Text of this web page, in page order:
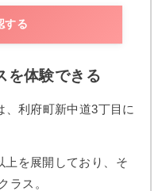
する
を体験できる
、利府町新中道3丁目に
上を展開しており、そ
ラス。